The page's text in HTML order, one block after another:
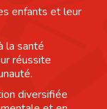
enfants et leur
la santé
réussite
diversifiée